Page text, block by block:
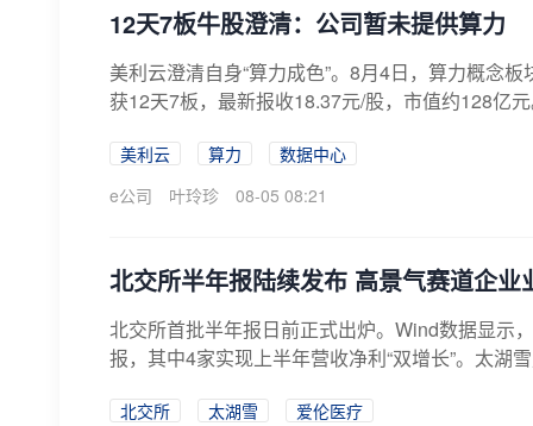
12天7板牛股澄清：公司暂未提供算力
美利云澄清自身“算力成色”。8月4日，算力概念
获12天7板，最新报收18.37元/股，市值约128亿
美利云 算力
数据中心
e公司
叶玲珍 08-05 08:21
北交所半年报陆续发布 高景气赛道企业
北交所首批半年报日前正式出炉。Wind数据显示
报，其中4家实现上半年营收净利“双增长”。太湖
北交所 太湖雪
爱伦医疗